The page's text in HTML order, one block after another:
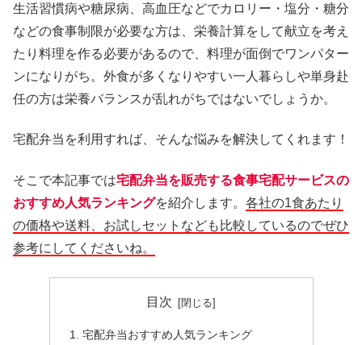
生活習慣病や糖尿病、高血圧などでカロリー・塩分・糖分
などの食事制限が必要な方は、栄養計算をして献立を考え
たり料理を作る必要があるので、料理が面倒でワンパター
ンになりがち。外食が多くなりやすい一人暮らしや単身赴
任の方は栄養バランスが乱れがちではないでしょうか。
宅配弁当を利用すれば、そんな悩みを解決してくれます！
そこで本記事では宅配弁当を販売する食事宅配サービスの
おすすめ人気ランキングを紹介します。 各社の1食あたり
の価格や送料、お試しセットなども比較しているのでぜひ
参考にしてくださいね。
目次
宅配弁当おすすめ人気ランキング